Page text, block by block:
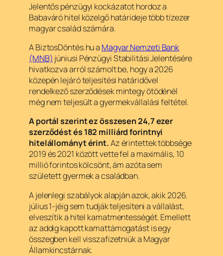
Jelentős pénzügyi kockázatot hordoz a
Babaváró hitel közelgő határideje több tízezer
magyar család számára.
A BiztosDöntés.hu a Magyar Nemzeti Bank
(MNB) júniusi Pénzügyi Stabilitási Jelentésére
hivatkozva arról számolt be, hogy a 2026
közepén lejáró teljesítési határidővel
rendelkező szerződések mintegy ötödénél
még nem teljesült a gyermekvállalási feltétel.
A portál szerint ez összesen 24,7 ezer
szerződést és 182 milliárd forintnyi
hitelállományt érint.Az érintettek többsége
2019 és 2021 között vette fel a maximális, 10
millió forintos kölcsönt, ám azóta sem
született gyermek a családban.
A jelenlegi szabályok alapján azok, akik 2026.
július 1-jéig sem tudják teljesíteni a vállalást,
elveszítik a hitel kamatmentességét. Emellett
az addig kapott kamattámogatást is egy
összegben kell visszafizetniük a Magyar
Államkincstárnak.